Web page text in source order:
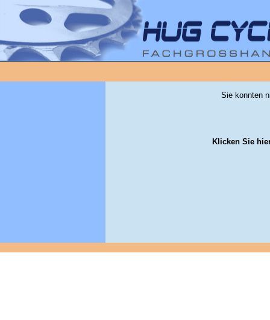
Sie konnten
Klicken Sie